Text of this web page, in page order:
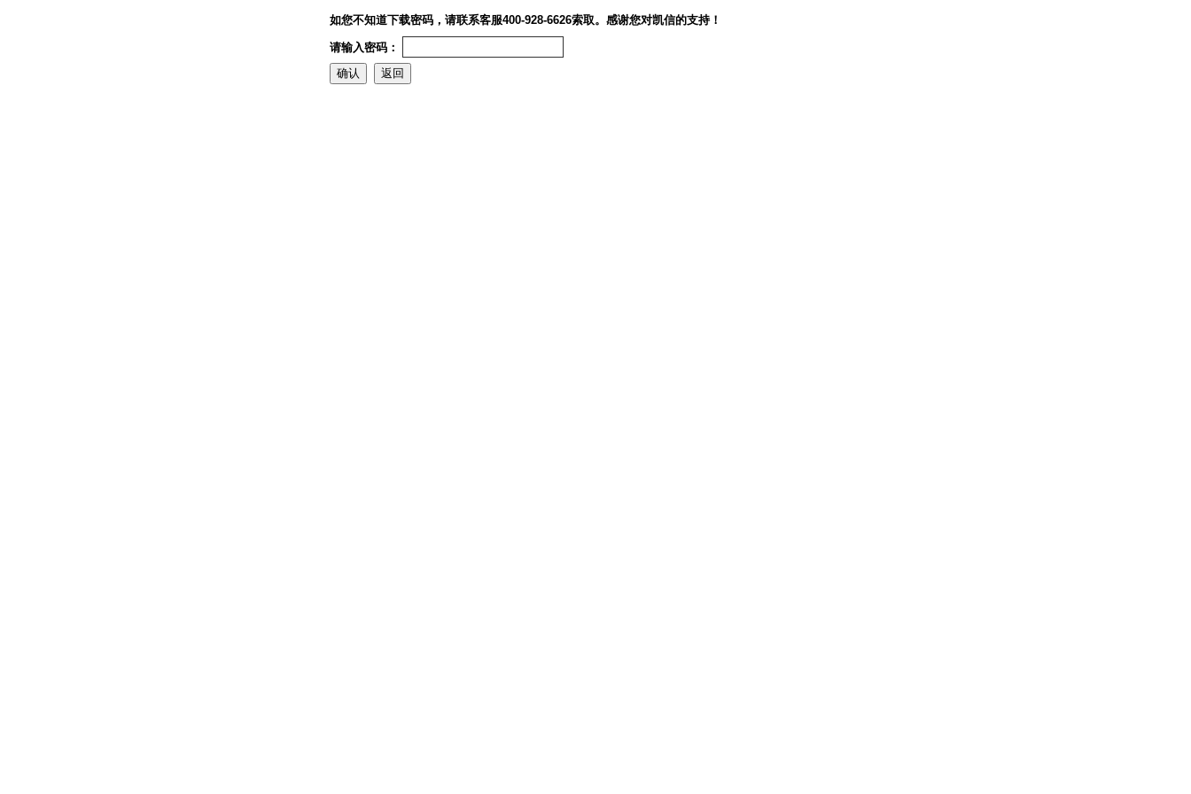
如您不知道下载密码，请联系客服400-928-6626索取。感谢您对凯信的支持！
请输入密码：